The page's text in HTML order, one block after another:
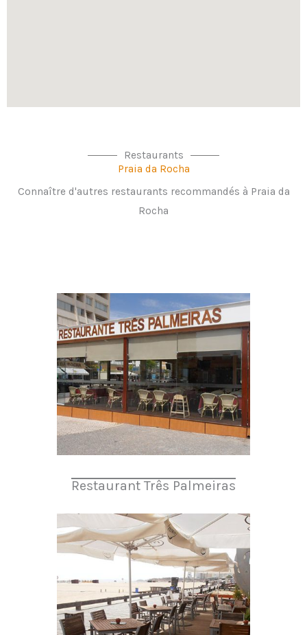
Restaurants
Praia da Rocha
Connaître d'autres restaurants recommandés à Praia da
Rocha
Restaurant Três Palmeiras